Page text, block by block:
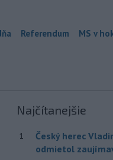
Referendum MS v
Najčítanejšie
1
Český herec
odmietol